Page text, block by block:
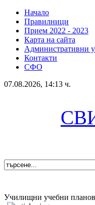
Начало
Правилници
Прием 2022 - 2023
Карта на сайта
Административни
Контакти
СФО
07.08.2026, 14:13 ч.
Училищни учебни